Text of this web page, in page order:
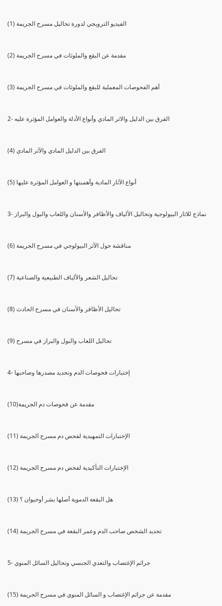
(1) الفيديو الترويجي لدورة تحاليل مسرح الجريمة
(2) مقدمة عن البقع والملوثات في مسرح الجريمة
(3) أهم الفحوصات المعملية للبقع والملوثات في مسرح الجريمة
2- الفرق بين الدليل والاثر المادي وأنواع الأدلة والعوامل المؤثرة عليه
(4) الفرق بين الدليل المادي والآثر المادي
(5) أنواع الآثار المادية وأهميتها و العوامل المؤثرة عليها
3- نماذج للاثار البيولوجية وتحاليل الألياف والأظافر والأسنان واللعاب والبول والبراز
(6) مناقشة حول الآثر البيولوجي في مسرح الجريمة
(7) تحاليل الشعر والألياف الطبيعية والصناعية
(8) تحاليل الأظافر والأسنان في مسرح الحادث
(9) تحاليل اللعاب والبول والبراز في مسرح
4- إختبارات فحوصات الدم وتحديد مصدرها وصاحبها
(10)مقدمة عن فحوصات دم الجريمة
(11) الإختبارات التمهيدية لفحص دم مسرح الجريمة
(12) الإختبارات التأكيدية لفحص دم مسرح الجريمة
(13) هل البقعة الدموية أصلها بشر أوحيوان ؟
(14) تحديد الشخص صاحب الدم وعمر البقعة في مسرح الجريمة
5- جرائم الإغتصاب والتعدي الجنسي وتحاليل السائل المنوي
(15) مقدمة عن جرائم الإغتصاب و السائل المنوي في مسرح الجريمة